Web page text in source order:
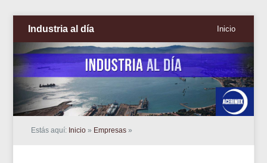
Industria al día Inicio
Estás aquí: Inicio » Empresas »